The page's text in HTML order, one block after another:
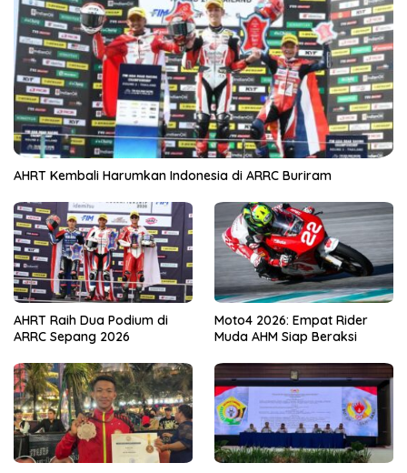
AHRT Kembali Harumkan Indonesia di ARRC Buriram
AHRT Raih Dua Podium di
ARRC Sepang 2026
Moto4 2026: Empat Rider
Muda AHM Siap Beraksi